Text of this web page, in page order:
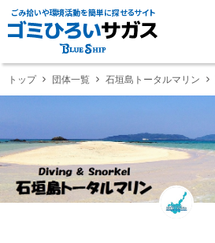
ごみ拾いや環境活動を簡単に探せるサイト
トップ 団体一覧 石垣島トータルマリン